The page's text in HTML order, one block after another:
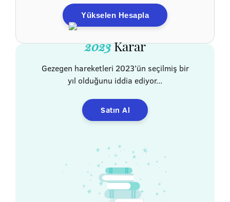
Yükselen Hesapla
2023Karar
Gezegen hareketleri 2023’ün seçilmiş bir
yıl olduğunu iddia ediyor...
Satın Al